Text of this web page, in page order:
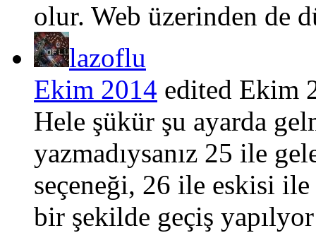
olur. Web üzerinden de
lazoflu
Ekim 2014 edited Ekim
Hele şükür şu ayarda
yazmadıysanız 25 ile
seçeneği, 26 ile eskisi ile
bir şekilde geçiş